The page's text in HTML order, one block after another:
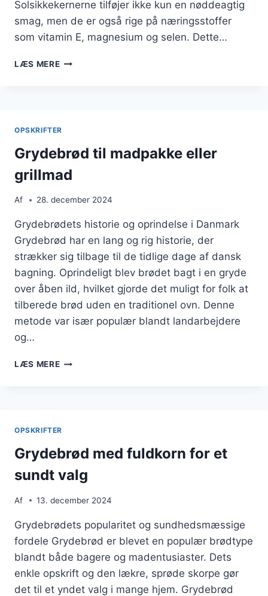
Solsikkekernerne tilføjer ikke kun en nøddeagtig
smag, men de er også rige på næringsstoffer
som vitamin E, magnesium og selen. Dette…
LÆS MEREGRYDEBRØD
OPSKRIFTER
Grydebrød til madpakke eller
grillmad
Af 28. december 2024
Grydebrødets historie og oprindelse i Danmark
Grydebrød har en lang og rig historie, der
strækker sig tilbage til de tidlige dage af dansk
bagning. Oprindeligt blev brødet bagt i en gryde
over åben ild, hvilket gjorde det muligt for folk at
tilberede brød uden en traditionel ovn. Denne
metode var især populær blandt landarbejdere
og…
LÆS MEREGRYDEBRØD
OPSKRIFTER
Grydebrød med fuldkorn for et
sundt valg
Af 13. december 2024
Grydebrødets popularitet og sundhedsmæssige
fordele Grydebrød er blevet en populær brødtype
blandt både bagere og madentusiaster. Dets
enkle opskrift og den lækre, sprøde skorpe gør
det til et yndet valg i mange hjem. Grydebrød